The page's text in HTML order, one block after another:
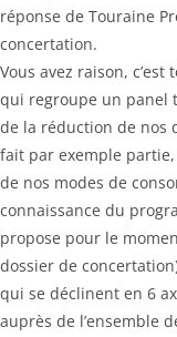
réponse de Touraine
concertation.
Vous avez raison,
qui regroupe un panel
de la réduction de nos
fait par exemple partie,
de nos modes de
connaissance du
propose pour le
dossier de
qui se déclinent en 6
auprès de l’ensemble